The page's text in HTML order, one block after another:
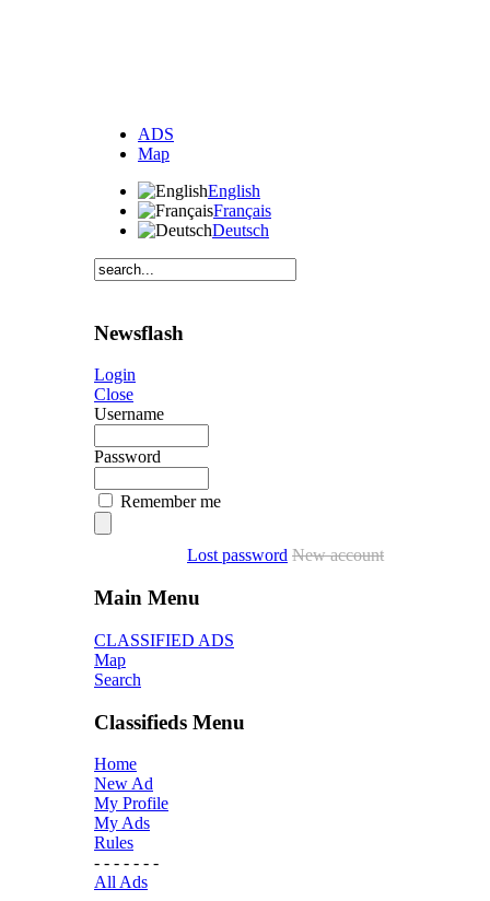
ADS
Map
English
Français
Deutsch
Newsflash
Login
Close
Username
Password
Remember me
Lost password New account
Main Menu
CLASSIFIED ADS
Map
Search
Classifieds Menu
Home
New Ad
My Profile
My Ads
Rules
- - - - - - -
All Ads